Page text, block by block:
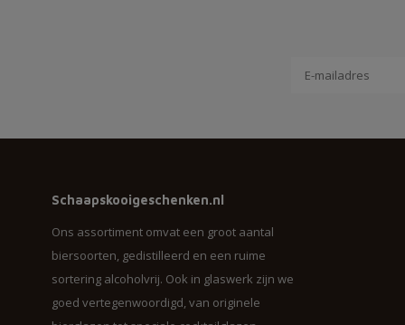
Schaapskooigeschenken.nl
Ons assortiment omvat een groot aantal
biersoorten, gedistilleerd en een ruime
sortering alcoholvrij. Ook in glaswerk zijn we
goed vertegenwoordigd, van originele